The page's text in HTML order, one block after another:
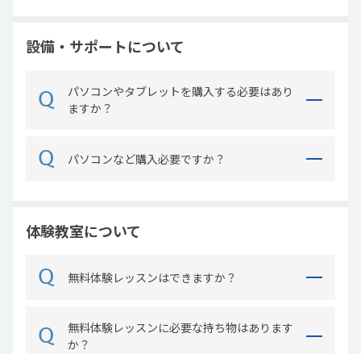
設備・サポートについて
パソコンやタブレットを購入する必要はあり
ますか？
パソコンなど購入必要ですか？
体験教室について
無料体験レッスンはできますか？
無料体験レッスンに必要な持ち物はあります
か？